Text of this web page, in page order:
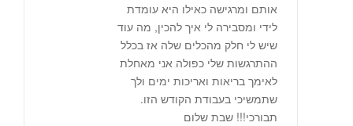
אותם ומרגישה כאילו היא עומדת
לידי ומסבירה לי איך להכין, מה עוד
שיש לי חלק מהכלים שלה אז בכלל
ההתרגשות שלי כפולה אני מאחלת
לאימך בריאות ואריכות ימים ולך
שתמשיכי בעבודת הקודש הזו.
תבורכי!!! שבת שלום